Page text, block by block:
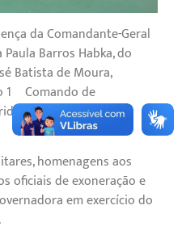
da Comandante-Geral
Paula Barros Habka, do
Batista de Moura,
1º Comando de
civis e militares,
homenagens aos
oficiais de exoneração e
em exercício do